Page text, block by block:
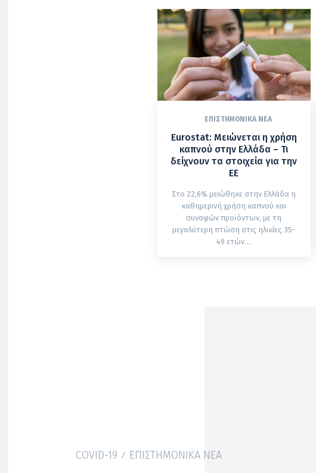
ΕΠΙΣΤΗΜΟΝΙΚΆ ΝΈΑ
Eurostat: Μειώνεται η χρήση
καπνού στην Ελλάδα – Τι
δείχνουν τα στοιχεία για την
ΕΕ
Στο 22,6% μειώθηκε στην Ελλάδα η
καθημερινή χρήση καπνού και
συναφών προϊόντων, με τη
μεγαλύτερη πτώση στις ηλικίες 35-
49 ετών....